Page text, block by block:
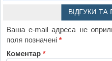
ВІДГУКИ ТА
Ваша e-mail адреса не
поля позначені*
Коментар*